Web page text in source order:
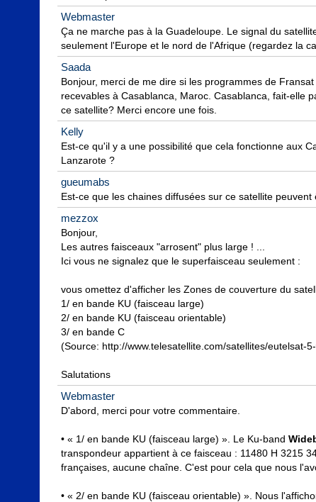
Webmaster
Ça ne marche pas à la Guadeloupe. Le signal du
seulement l'Europe et le nord de l'Afrique (regardez la
Saada
Bonjour, merci de me dire si les programmes de
recevables à Casablanca, Maroc. Casablanca, fait-elle
ce satellite? Merci encore une fois.
Kelly
Est-ce qu'il y a une possibilité que cela fonctionne aux
Lanzarote ?
gueumabs
Est-ce que les chaines diffusées sur ce satellite
mezzox
Bonjour,
Les autres faisceaux "arrosent" plus large ! ...
Ici vous ne signalez que le superfaisceau seulement :
vous omettez d'afficher les Zones de couverture du
1/ en bande KU (faisceau large)
2/ en bande KU (faisceau orientable)
3/ en bande C
(Source: http://www.telesatellite.com/satellites/eutelsat-
Salutations
Webmaster
D'abord, merci pour votre commentaire.
• « 1/ en bande KU (faisceau large) ». Le Ku-band
transpondeur appartient à ce faisceau : 11480 H 3215
françaises, aucune chaîne. C'est pour cela que nous
• « 2/ en bande KU (faisceau orientable) ». Nous